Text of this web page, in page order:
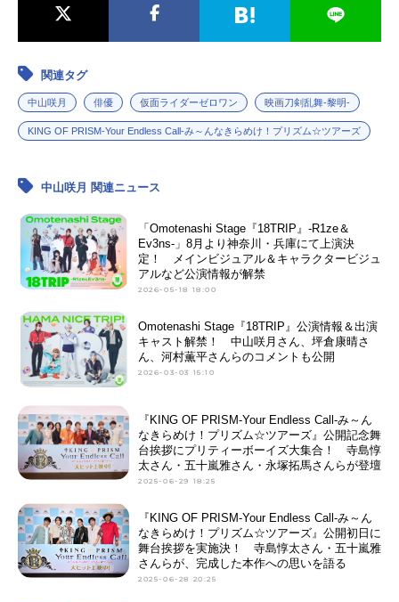
関連タグ
中山咲月 俳優 仮面ライダーゼロワン 映画刀剣乱舞-黎明-
KING OF PRISM-Your Endless Call-み～んなきらめけ！プリズム☆ツアーズ
中山咲月 関連ニュース
「Omotenashi Stage『18TRIP』-R1ze＆
Ev3ns-」8月より神奈川・兵庫にて上演決
定！ メインビジュアル＆キャラクタービジュ
アルなど公演情報が解禁
2026-05-18 18:00
Omotenashi Stage『18TRIP』公演情報＆出演
キャスト解禁！ 中山咲月さん、坪倉康晴さ
ん、河村薫平さんらのコメントも公開
2026-03-03 15:10
『KING OF PRISM-Your Endless Call-み～ん
なきらめけ！プリズム☆ツアーズ』公開記念舞
台挨拶にプリティーボーイズ大集合！ 寺島惇
太さん・五十嵐雅さん・永塚拓馬さんらが登壇
2025-06-29 18:25
『KING OF PRISM-Your Endless Call-み～ん
なきらめけ！プリズム☆ツアーズ』公開初日に
舞台挨拶を実施決！ 寺島惇太さん・五十嵐雅
さんらが、完成した本作への思いを語る
2025-06-28 20:25